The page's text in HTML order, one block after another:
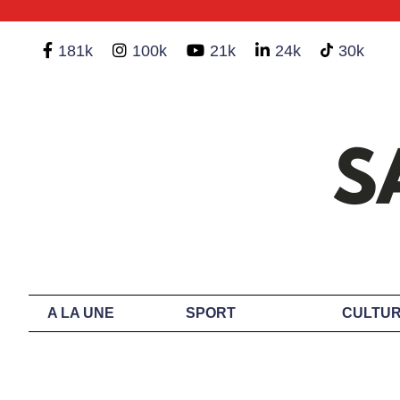
181k 100k 21k 24k 30k
A LA UNE SPORT